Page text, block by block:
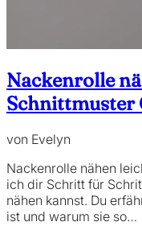
Nackenrolle
Schnittmuster
von Evelyn
Nackenrolle nähen
ich dir Schritt für
nähen kannst. Du
ist und warum sie so…